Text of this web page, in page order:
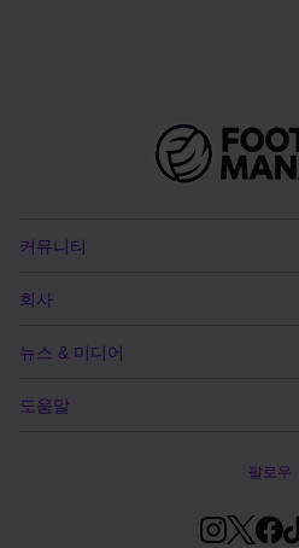
커뮤니티
회사
뉴스 & 미디어
도움말
팔로우